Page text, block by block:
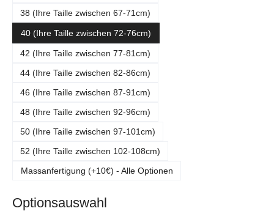
38 (Ihre Taille zwischen 67-71cm)
40 (Ihre Taille zwischen 72-76cm)
42 (Ihre Taille zwischen 77-81cm)
44 (Ihre Taille zwischen 82-86cm)
46 (Ihre Taille zwischen 87-91cm)
48 (Ihre Taille zwischen 92-96cm)
50 (Ihre Taille zwischen 97-101cm)
52 (Ihre Taille zwischen 102-108cm)
Massanfertigung (+10€) - Alle Optionen
Optionsauswahl